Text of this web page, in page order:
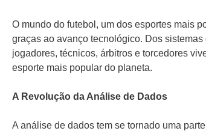
O mundo do futebol, um dos esportes mais
graças ao avanço tecnológico. Dos
jogadores, técnicos, árbitros e torcedores
esporte mais popular do planeta.
A Revolução da Análise de Dados
A análise de dados tem se tornado uma